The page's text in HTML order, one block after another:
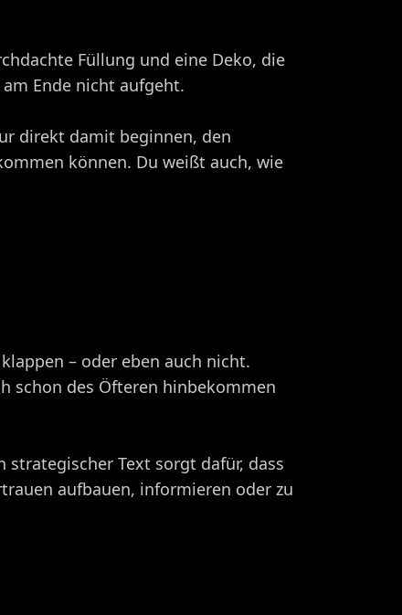
Füllung und eine Deko, die
Ende nicht aufgeht.
direkt damit beginnen, den
können. Du weißt auch, wie
– oder eben auch nicht.
schon des Öfteren hinbekommen
strategischer Text sorgt dafür, dass
aufbauen, informieren oder zu